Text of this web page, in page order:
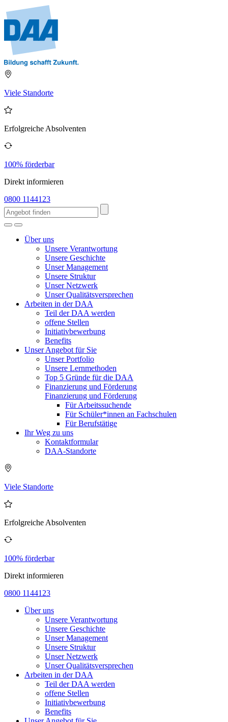
Viele Standorte
Erfolgreiche Absolventen
100% förderbar
Direkt informieren
0800 1144123
Über uns
Unsere Verantwortung
Unsere Geschichte
Unser Management
Unsere Struktur
Unser Netzwerk
Unser Qualitätsversprechen
Arbeiten in der DAA
Teil der DAA werden
offene Stellen
Initiativbewerbung
Benefits
Unser Angebot für Sie
Unser Portfolio
Unsere Lernmethoden
Top 5 Gründe für die DAA
Finanzierung und Förderung
Finanzierung und Förderung
Für Arbeitssuchende
Für Schüler*innen an Fachschulen
Für Berufstätige
Ihr Weg zu uns
Kontaktformular
DAA-Standorte
Viele Standorte
Erfolgreiche Absolventen
100% förderbar
Direkt informieren
0800 1144123
Über uns
Unsere Verantwortung
Unsere Geschichte
Unser Management
Unsere Struktur
Unser Netzwerk
Unser Qualitätsversprechen
Arbeiten in der DAA
Teil der DAA werden
offene Stellen
Initiativbewerbung
Benefits